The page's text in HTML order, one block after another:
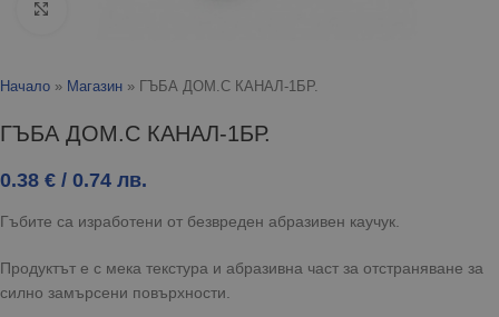
Начало » Магазин » ГЪБА ДОМ.С КАНАЛ-1БР.
ГЪБА ДОМ.С КАНАЛ-1БР.
0.38 € / 0.74 лв.
Гъбите са изработени от безвреден абразивен каучук.
Продуктът е с мека текстура и абразивна част за отстраняване за
силно замърсени повърхности.